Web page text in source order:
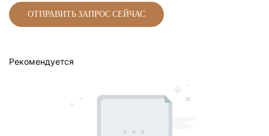
ОТПРАВИТЬ ЗАПРОС СЕЙЧАС
Рекомендуется